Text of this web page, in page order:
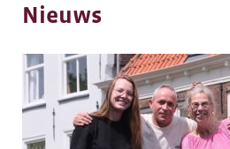
Nieuws